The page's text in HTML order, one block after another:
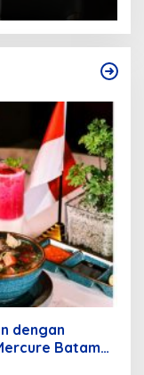
dengan
Batam